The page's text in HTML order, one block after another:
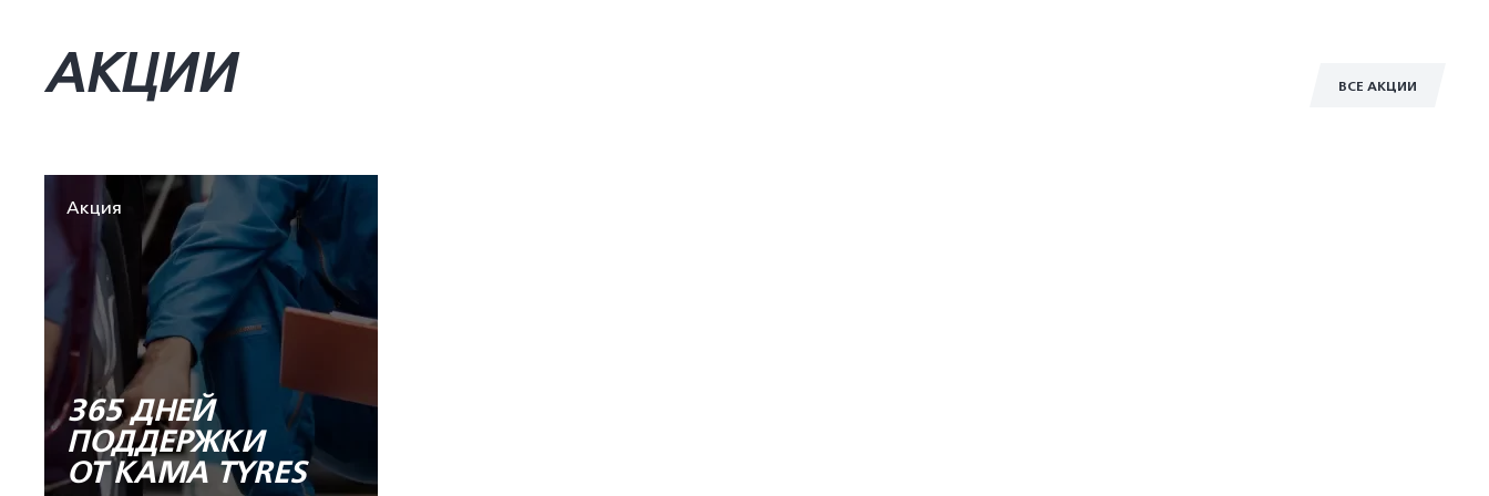
ВСЕ АКЦИИ
АКЦИИ
Акция
365 ДНЕЙ
ПОДДЕРЖКИ
ОТ KAMA TYRES